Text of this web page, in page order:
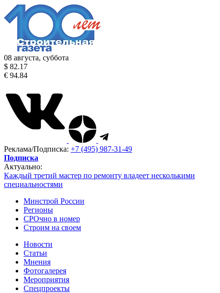
08 августа, суббота
$ 82.17
€ 94.84
Реклама/Подписка: +7 (495) 987-31-49
Подписка
Актуально:
Каждый третий мастер по ремонту владеет несколькими
специальностями
Минстрой России
Регионы
СРОчно в номер
Строим на своем
Новости
Статьи
Мнения
Фотогалерея
Мероприятия
Спецпроекты